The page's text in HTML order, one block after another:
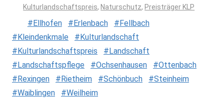
Kulturlandschaftspreis, Naturschutz, Preisträger KLP
Ellhofen Erlenbach
Fellbach
Kleindenkmale
Kulturlandschaft
Kulturlandschaftspreis
Landschaft
Landschaftspflege
Ochsenhausen
Ottenbach
Rexingen
Rietheim Schönbuch
Steinheim
Waiblingen
Weilheim